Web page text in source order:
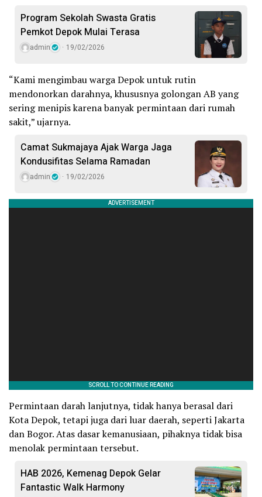
Program Sekolah Swasta Gratis
Pemkot Depok Mulai Terasa
admin 19/02/2026
“Kami mengimbau warga Depok untuk rutin
mendonorkan darahnya, khususnya golongan AB yang
sering menipis karena banyak permintaan dari rumah
sakit,” ujarnya.
Camat Sukmajaya Ajak Warga Jaga
Kondusifitas Selama Ramadan
admin 19/02/2026
Permintaan darah lanjutnya, tidak hanya berasal dari
Kota Depok, tetapi juga dari luar daerah, seperti Jakarta
dan Bogor. Atas dasar kemanusiaan, pihaknya tidak bisa
menolak permintaan tersebut.
HAB 2026, Kemenag Depok Gelar
Fantastic Walk Harmony